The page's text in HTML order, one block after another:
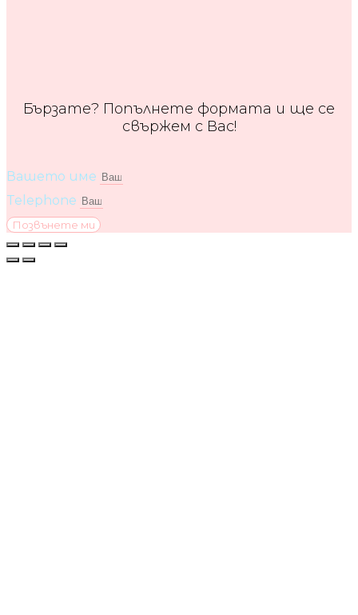
Бързате? Попълнете формата и ще се
свържем с Вас!
Вашето име
Telephone
Позвънете ми